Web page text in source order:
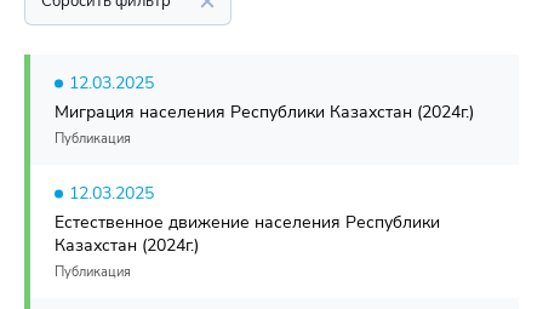
12.03.2025
Миграция населения Республики Казахстан (2024г.)
Публикация
12.03.2025
Естественное движение населения Республики
Казахстан (2024г.)
Публикация